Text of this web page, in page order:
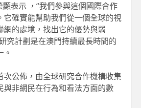
顯表示 ，“我們參與這個國際合作
它確實能幫助我們從一個全球的視
網的處境，找出它的優勢與弱
究計劃是在澳門持續最長時間的
次公佈，由全球研究合作機構收集
與非網民在行為和看法方面的數